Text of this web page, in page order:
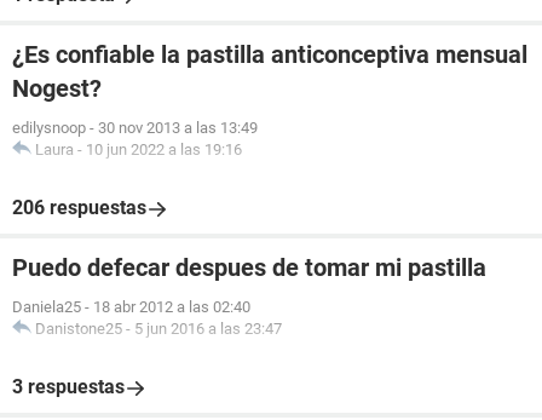
¿Es confiable la pastilla anticonceptiva mensual
Nogest?
edilysnoop - 30 nov 2013 a las 13:49
Laura - 10 jun 2022 a las 19:16
206 respuestas
Puedo defecar despues de tomar mi pastilla
Daniela25 - 18 abr 2012 a las 02:40
Danistone25 - 5 jun 2016 a las 23:47
3 respuestas